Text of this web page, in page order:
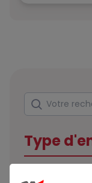
Rechercher
Votre
Type